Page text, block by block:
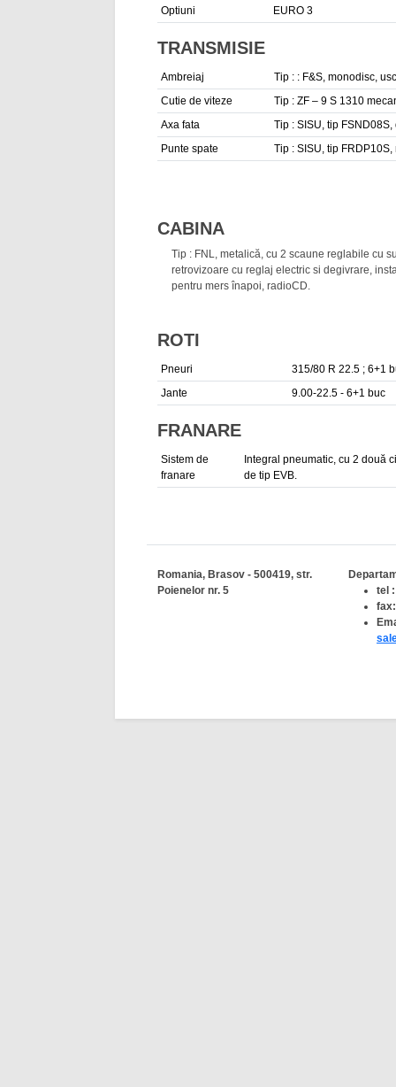
Optiuni
EURO 3
TRANSMISIE
Ambreiaj
Tip : : F&S, monodisc,
Cutie de viteze
Tip : ZF – 9 S 1310
Axa fata
Tip : SISU, tip
Punte spate
Tip : SISU, tip
CABINA
Tip : FNL, metalică, cu 2 scaune reglabile cu
retrovizoare cu reglaj electric si degivrare,
pentru mers înapoi, radioCD.
ROTI
Pneuri
315/80 R 22.5 ; 6+1
Jante
9.00-22.5 - 6+1 buc
FRANARE
Sistem de
franare
Integral pneumatic, cu 2 două
de tip EVB.
Romania, Brasov - 500419, str.
Poienelor nr. 5
tel